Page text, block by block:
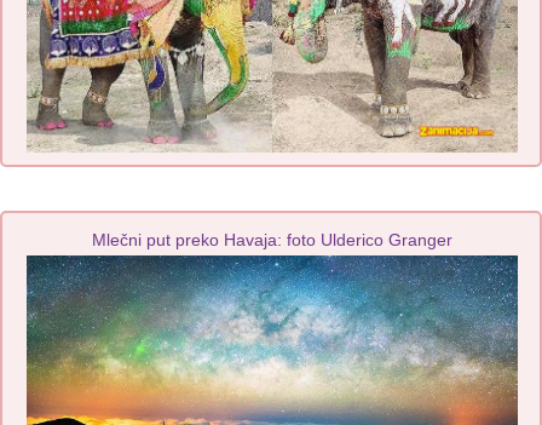
Mlečni put preko Havaja: foto Ulderico Granger